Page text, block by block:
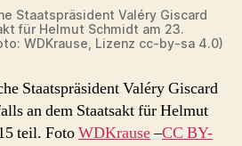
Staatspräsident Valéry Giscard
für Helmut Schmidt am 23.
WDKrause, Lizenz cc-by-sa 4.0)
Staatspräsident Valéry Giscard
an dem Staatsakt für Helmut
teil. FotoWDKrause–CC BY-